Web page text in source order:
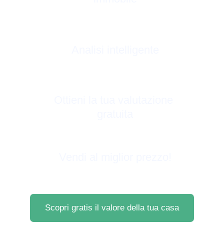
Scopri gratis il valore della tua casa